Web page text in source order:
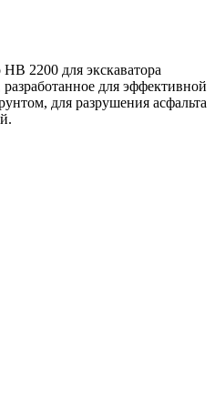
2200 для экскаватора
для эффективной
для разрушения асфальта